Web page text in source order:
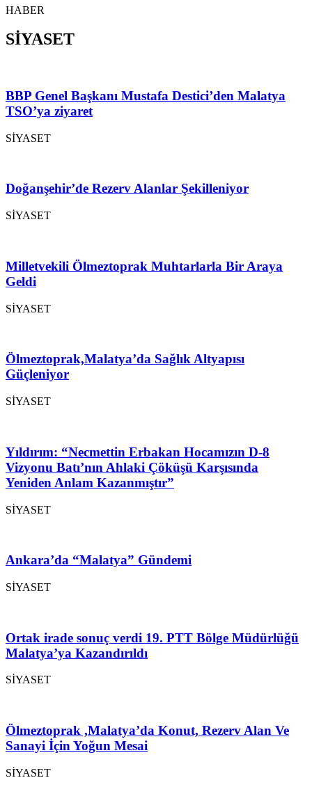
HABER
SİYASET
BBP Genel Başkanı Mustafa Destici’den Malatya
TSO’ya ziyaret
SİYASET
Doğanşehir’de Rezerv Alanlar Şekilleniyor
SİYASET
Milletvekili Ölmeztoprak Muhtarlarla Bir Araya
Geldi
SİYASET
Ölmeztoprak,Malatya’da Sağlık Altyapısı
Güçleniyor
SİYASET
Yıldırım: “Necmettin Erbakan Hocamızın D-8
Vizyonu Batı’nın Ahlaki Çöküşü Karşısında
Yeniden Anlam Kazanmıştır”
SİYASET
Ankara’da “Malatya” Gündemi
SİYASET
Ortak irade sonuç verdi 19. PTT Bölge Müdürlüğü
Malatya’ya Kazandırıldı
SİYASET
Ölmeztoprak ,Malatya’da Konut, Rezerv Alan Ve
Sanayi İçin Yoğun Mesai
SİYASET